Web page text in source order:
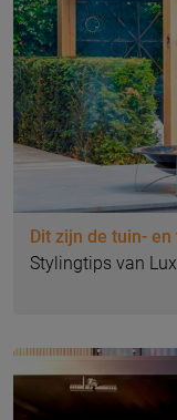
Dit zijn de tuin-
Stylingtips van